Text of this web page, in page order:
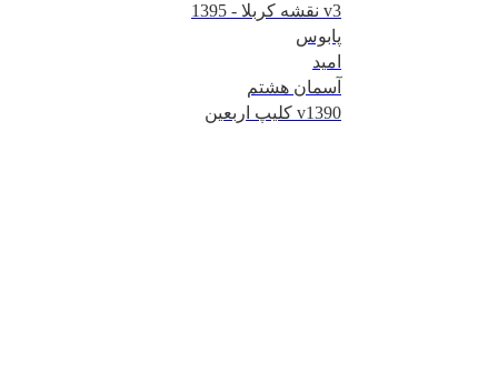
نقشه کربلا - 1395 v3
پابوس
امید
آسمان هشتم
کلیپ اربعین v1390